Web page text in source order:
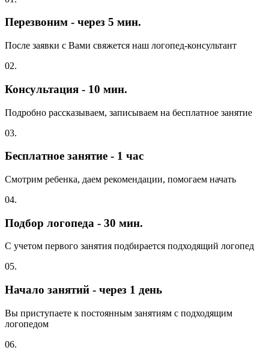
Перезвоним - через 5 мин.
После заявки с Вами свяжется наш логопед-консультант
02.
Консультация - 10 мин.
Подробно рассказываем, записываем на бесплатное занятие
03.
Бесплатное занятие - 1 час
Смотрим ребенка, даем рекомендации, помогаем начать
04.
Подбор логопеда - 30 мин.
С учетом первого занятия подбирается подходящий логопед
05.
Начало занятий - через 1 день
Вы приступаете к постоянным занятиям с подходящим
логопедом
06.